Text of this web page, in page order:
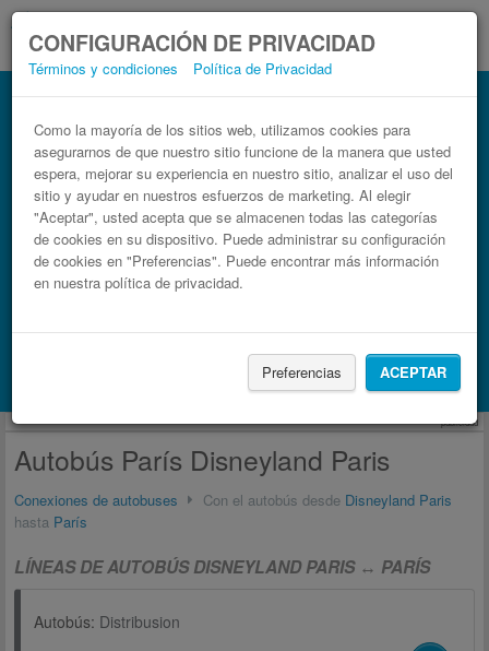
CONFIGURACIÓN DE PRIVACIDAD
Términos y condiciones Política de Privacidad
Como la mayoría de los sitios web, utilizamos cookies para
asegurarnos de que nuestro sitio funcione de la manera que usted
espera, mejorar su experiencia en nuestro sitio, analizar el uso del
sitio y ayudar en nuestros esfuerzos de marketing. Al elegir
"Aceptar", usted acepta que se almacenen todas las categorías
de cookies en su dispositivo. Puede administrar su configuración
de cookies en "Preferencias". Puede encontrar más información
en nuestra política de privacidad.
Preferencias ACEPTAR
Autobús Disneyland Paris París
Billetes de autobuses en solo 3 pasos
Busca también alojamiento con Booking.com
publicidad
Autobús París Disneyland Paris
Conexiones de autobuses Con el autobús desde Disneyland Paris
hasta París
LÍNEAS DE AUTOBÚS DISNEYLAND PARIS ↔ PARÍS
Autobús: Distribusion